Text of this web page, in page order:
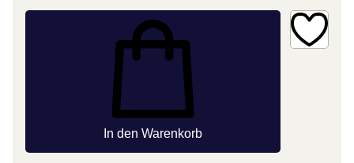
In den Warenkorb